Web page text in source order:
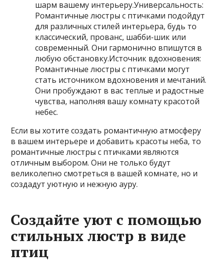
шарм вашему интерьеру.Универсальность:
Романтичные люстры с птичками подойдут
для различных стилей интерьера, будь то
классический, прованс, шабби-шик или
современный. Они гармонично впишутся в
любую обстановку.Источник вдохновения:
Романтичные люстры с птичками могут
стать источником вдохновения и мечтаний.
Они пробуждают в вас теплые и радостные
чувства, наполняя вашу комнату красотой
небес.
Если вы хотите создать романтичную атмосферу
в вашем интерьере и добавить красоты неба, то
романтичные люстры с птичками являются
отличным выбором. Они не только будут
великолепно смотреться в вашей комнате, но и
создадут уютную и нежную ауру.
Создайте уют с помощью
стильных люстр в виде
птиц